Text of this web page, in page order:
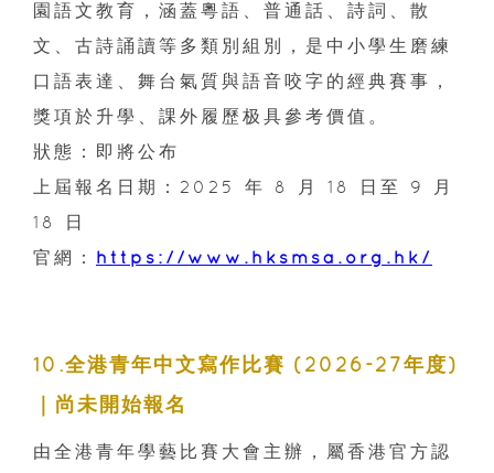
園語文教育，涵蓋粵語、普通話、詩詞、散
文、古詩誦讀等多類別組別，是中小學生磨練
口語表達、舞台氣質與語音咬字的經典賽事，
獎項於升學、課外履歷极具參考價值。
狀態：即將公布
上屆報名日期：2025 年 8 月 18 日至 9 月
18 日
官網： https://www.hksmsa.org.hk/
10.全港青年中文寫作比賽 (2026-27年度)
｜尚未開始報名
由全港青年學藝比賽大會主辦，屬香港官方認